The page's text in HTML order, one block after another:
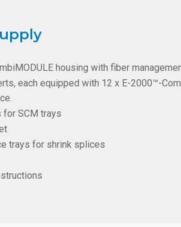
housing with fiber
each equipped with 12 x E-2000™-
for SCM trays
trays for shrink splices